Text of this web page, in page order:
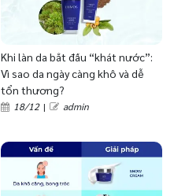
Khi làn da bắt đầu “khát nước”:
Vì sao da ngày càng khô và dễ
tổn thương?
18/12 | admin